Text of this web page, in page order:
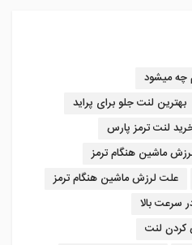
چه میشود
بهترین لنت جلو برای پراید
لنت ترمز پارس
ماشین هنگام ترمز
علت لرزش ماشین هنگام ترمز
سرعت بالا
لنت